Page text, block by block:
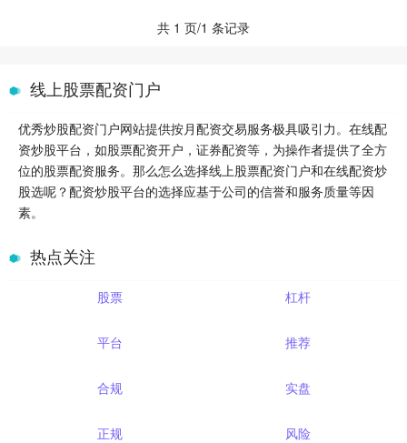
共 1 页/1 条记录
线上股票配资门户
优秀炒股配资门户网站提供按月配资交易服务极具吸引力。在线配
资炒股平台，如股票配资开户，证券配资等，为操作者提供了全方
位的股票配资服务。那么怎么选择线上股票配资门户和在线配资炒
股选呢？配资炒股平台的选择应基于公司的信誉和服务质量等因
素。
热点关注
股票 杠杆
平台 推荐
合规 实盘
正规 风险